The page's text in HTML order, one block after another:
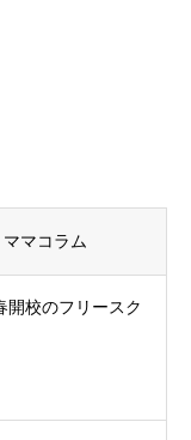
ママコラム
開校のフリースク